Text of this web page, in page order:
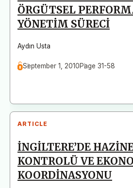
ÖRGÜTSEL
YÖNETİM SÜRECİ
Aydın Usta
September 1, 2010Page 31-58
ARTICLE
İNGİLTERE’DE
KONTROLÜ VE
KOORDİNASYONU